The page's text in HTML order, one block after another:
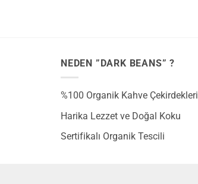
NEDEN ”DARK BEANS” ?
%100 Organik Kahve Çekirdekleri
Harika Lezzet ve Doğal Koku
Sertifikalı Organik Tescili